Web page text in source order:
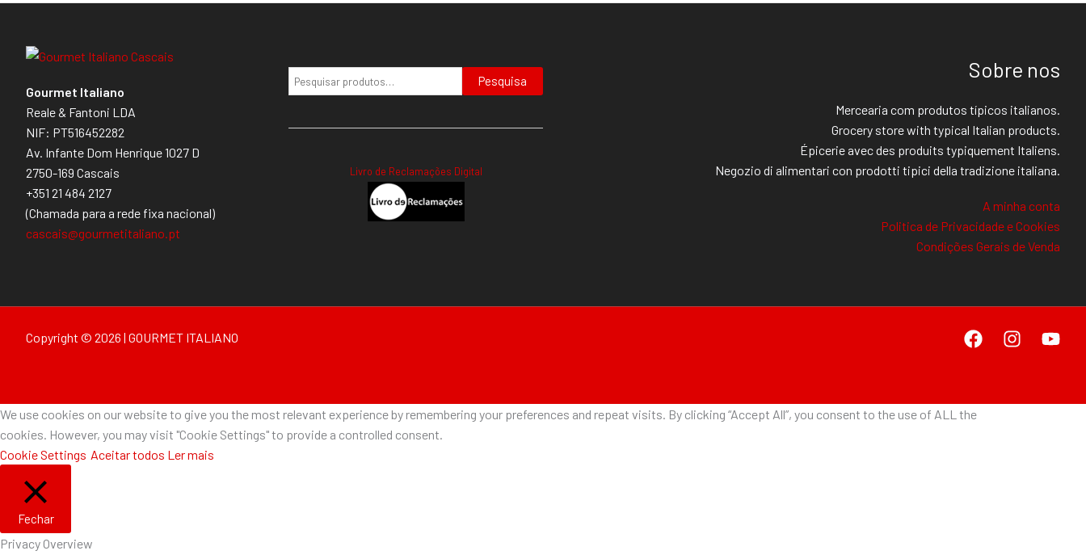
Gourmet Italiano
Reale & Fantoni LDA
NIF: PT516452282
Av. Infante Dom Henrique 1027 D
2750-169 Cascais
+351 21 484 2127
(Chamada para a rede fixa nacional)
cascais@gourmetitaliano.pt
Pesquisa
Livro de Reclamações Digital
Sobre nos
Mercearia com produtos típicos italianos.
Grocery store with typical Italian products.
Épicerie avec des produits typiquement Italiens.
Negozio di alimentari con prodotti tipici della tradizione italiana.
A minha conta
Politica de Privacidade e Cookies
Condições Gerais de Venda
Copyright © 2026 | GOURMET ITALIANO
We use cookies on our website to give you the most relevant experience by remembering your preferences and repeat visits. By clicking “Accept All”, you consent to the use of ALL the
cookies. However, you may visit "Cookie Settings" to provide a controlled consent.
Cookie Settings Aceitar todos Ler mais
Fechar
Privacy Overview